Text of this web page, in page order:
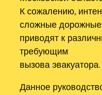
К сожалению,
сложные дорожные
приводят к
требующим
вызова эвакуатора.
Данное